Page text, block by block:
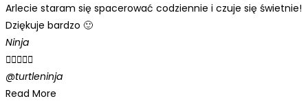
Arlecie staram się spacerować codziennie i czuje się świetnie!
Dziękuje bardzo 🙂
Ninja

@turtleninja
Read More